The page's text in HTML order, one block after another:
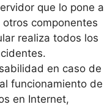
que lo pone a
componentes
realiza todos los
en caso de
funcionamiento de
en Internet,